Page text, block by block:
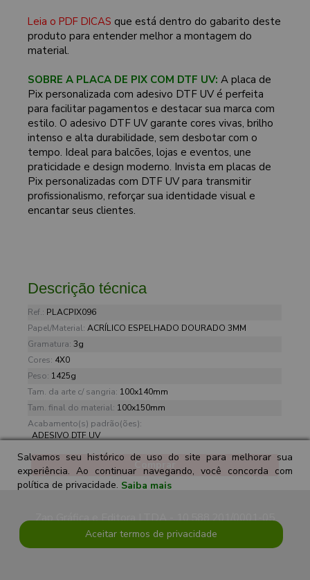
Leia o PDF DICAS que está dentro do gabarito deste
produto para entender melhor a montagem do
material.
SOBRE A PLACA DE PIX COM DTF UV: A placa de
Pix personalizada com adesivo DTF UV é perfeita
para facilitar pagamentos e destacar sua marca com
estilo. O adesivo DTF UV garante cores vivas, brilho
intenso e alta durabilidade, sem desbotar com o
tempo. Ideal para balcões, lojas e eventos, une
praticidade e design moderno. Invista em placas de
Pix personalizadas com DTF UV para transmitir
profissionalismo, reforçar sua identidade visual e
encantar seus clientes.
Descrição técnica
Ref.: PLACPIX096
Papel/Material: ACRÍLICO ESPELHADO DOURADO 3MM
Gramatura: 3g
Cores: 4X0
Peso: 1425g
Tam. da arte c/ sangria: 100x140mm
Tam. final do material: 100x150mm
Acabamento(s) padrão(ões):
ADESIVO DTF UV
Comprar
Zap Gráfica e Editora LTDA - 10.588.201/0001-05
Salvamos seu histórico de uso do site para melhorar sua
experiência. Ao continuar navegando, você concorda com
política de privacidade. Saiba mais
Aceitar termos de privacidade